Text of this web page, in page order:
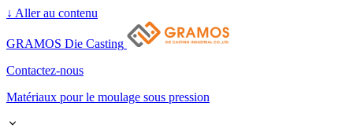
↓ Aller au contenu
GRAMOS Die Casting
Contactez-nous
Matériaux pour le moulage sous pression